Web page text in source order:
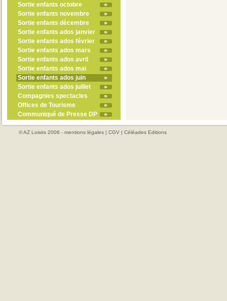
Sortie enfants octobre
Sortie enfants novembre
Sortie enfants décembre
Sortie enfants ados janvier
Sortie enfants ados février
Sortie enfants ados mars
Sortie enfants ados avril
Sortie enfants ados mai
Sortie enfants ados juin
Sortie enfants ados juillet
Compagnies spectacles
Offices de Tourisme
Communiqué de Presse DP
© AZ Loisirs 2006 - mentions légales | CGV | Céléades Editions